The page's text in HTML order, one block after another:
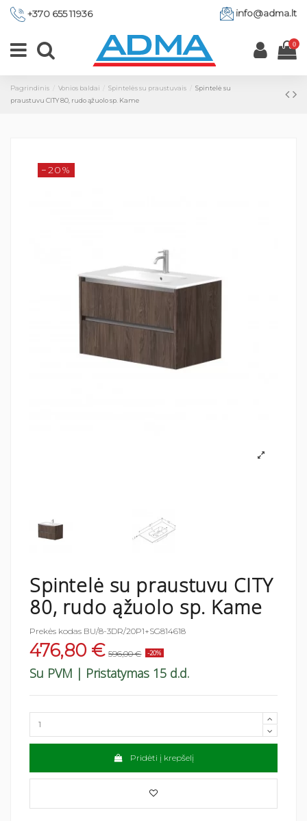
+370 655 11936 info@adma.lt
0
Pagrindinis Vonios baldai Spintelės su praustuvais
Spintelė su
praustuvu CITY 80, rudo ąžuolo sp. Kame
−20%
Spintelė su praustuvu CITY
80, rudo ąžuolo sp. Kame
Prekės kodas BU/8-3DR/20P1+SG814618
476,80 € 596,00 € -20%
Su PVM | Pristatymas 15 d.d.
Pridėti į krepšelį